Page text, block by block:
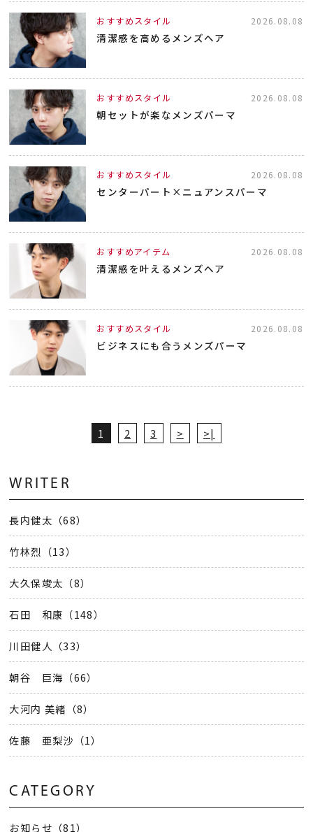
おすすめスタイル 2026.08.08
清潔感を高めるメンズヘア
おすすめスタイル 2026.08.08
朝セットが楽なメンズパーマ
おすすめスタイル 2026.08.08
センターパート×ニュアンスパーマ
おすすめアイテム 2026.08.08
清潔感を叶えるメンズヘア
おすすめスタイル 2026.08.08
ビジネスにも合うメンズパーマ
1 2 3 > >|
WRITER
長内健太（68）
竹林烈（13）
大久保竣太（8）
石田 和康（148）
川田健人（33）
朝谷 巨海（66）
大河内 美緒（8）
佐藤 亜梨沙（1）
CATEGORY
お知らせ（81）